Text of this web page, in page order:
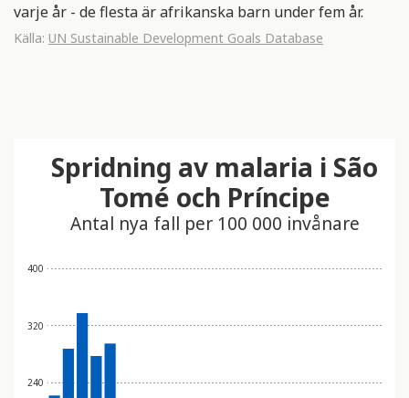
varje år - de flesta är afrikanska barn under fem år.
Källa: UN Sustainable Development Goals Database
240
320
400
Spridning av malaria i São
Tomé och Príncipe
Antal nya fall per 100 000 invånare